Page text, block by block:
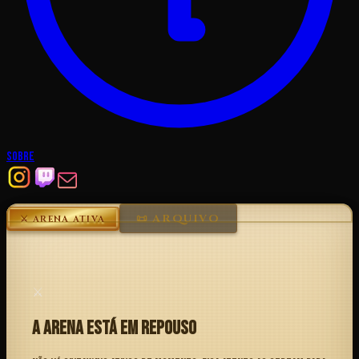
Sobre
⚔ ARENA ATIVA 📜 ARQUIVO
⚔️
A Arena Está em Repouso